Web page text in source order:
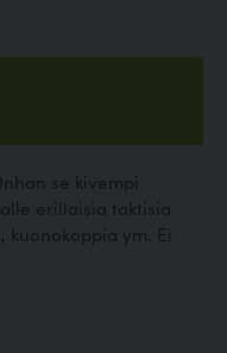
se kivempi
erillaisia taktisia
ym. Ei